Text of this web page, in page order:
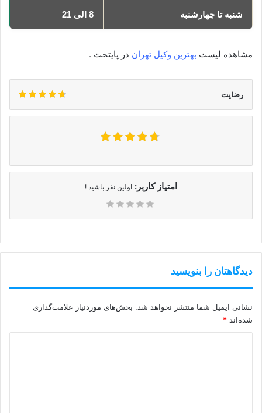
شنبه تا چهارشنبه 8 الی 21
مشاهده لیست بهترین وکیل تهران در پایتخت .
رضایت
امتیاز کاربر: اولین نفر باشید !
دیدگاهتان را بنویسید
نشانی ایمیل شما منتشر نخواهد شد. بخش‌های موردنیاز علامت‌گذاری
شده‌اند *